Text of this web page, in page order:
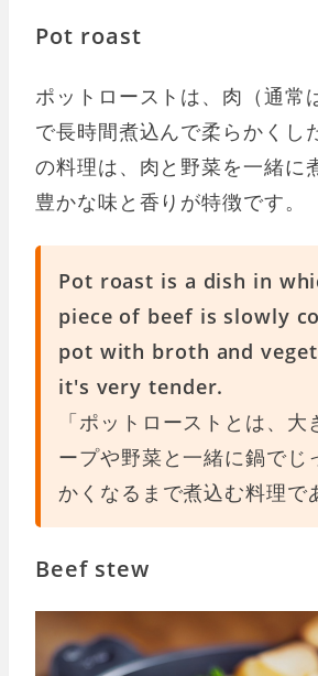
Pot roast
ポットローストは、肉（通常
で長時間煮込んで柔らかくし
の料理は、肉と野菜を一緒に
豊かな味と香りが特徴です。
Pot roast is a dish in
piece of beef is slowly
pot with broth and
it's very tender.
「ポットローストとは、大
ープや野菜と一緒に鍋でじ
かくなるまで煮込む料理で
Beef stew